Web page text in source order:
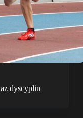
dyscyplin